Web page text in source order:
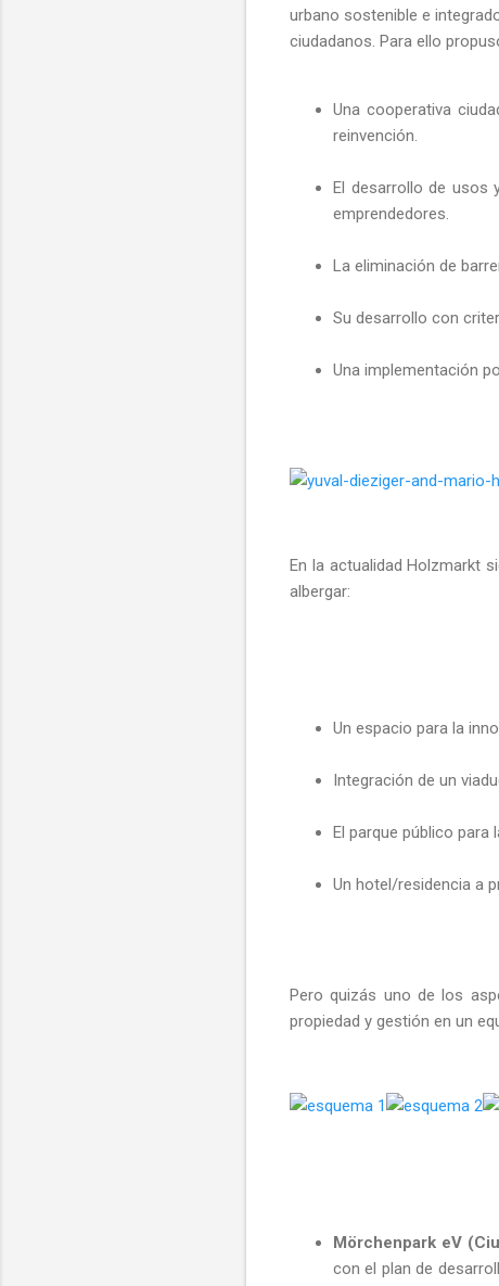
urbano sostenible e
ciudadanos. Para ello
Una cooperativa
reinvención.
El desarrollo de usos
emprendedores.
La eliminación de
Su desarrollo con
Una implementación
En la actualidad Holzmarkt
albergar:
Un espacio para la
Integración de un
El parque público para
Un hotel/residencia a
Pero quizás uno de los
propiedad y gestión en un
Mörchenpark eV
con el plan de